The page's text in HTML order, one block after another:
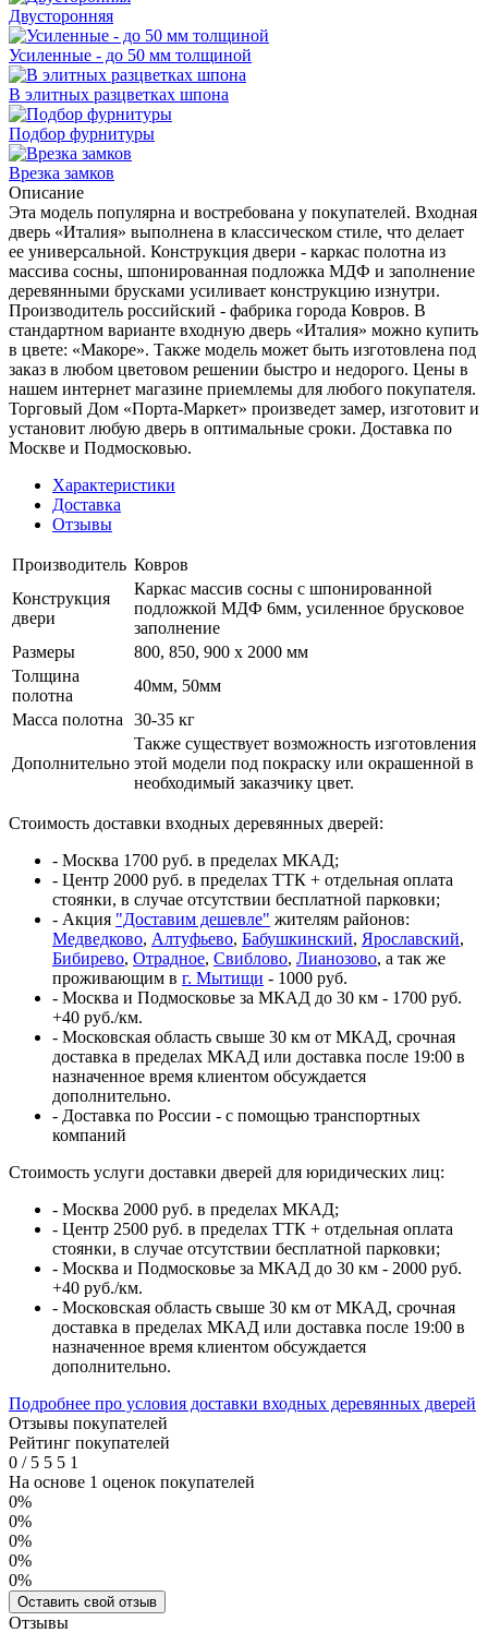
Двусторонняя
Усиленные - до 50 мм толщиной
В элитных разцветках шпона
Подбор фурнитуры
Врезка замков
Описание
Эта модель популярна и востребована у покупателей. Входная
дверь «Италия» выполнена в классическом стиле, что делает
ее универсальной. Конструкция двери - каркас полотна из
массива сосны, шпонированная подложка МДФ и заполнение
деревянными брусками усиливает конструкцию изнутри.
Производитель российский - фабрика города Ковров. В
стандартном варианте входную дверь «Италия» можно купить
в цвете: «Макоре». Также модель может быть изготовлена под
заказ в любом цветовом решении быстро и недорого. Цены в
нашем интернет магазине приемлемы для любого покупателя.
Торговый Дом «Порта-Маркет» произведет замер, изготовит и
установит любую дверь в оптимальные сроки. Доставка по
Москве и Подмосковью.
Характеристики
Доставка
Отзывы
Производитель Ковров
Конструкция
двери
Каркас массив сосны с шпонированной
подложкой МДФ 6мм, усиленное брусковое
заполнение
Размеры
800, 850, 900 x 2000 мм
Толщина
полотна
40мм, 50мм
Масса полотна
30-35 кг
Дополнительно
Также существует возможность изготовления
этой модели под покраску или окрашенной в
необходимый заказчику цвет.
Стоимость доставки входных деревянных дверей:
- Москва 1700 руб. в пределах МКАД;
- Центр 2000 руб. в пределах ТТК + отдельная оплата
стоянки, в случае отсутствии бесплатной парковки;
- Акция "Доставим дешевле" жителям районов:
Медведково, Алтуфьево, Бабушкинский, Ярославский,
Бибирево, Отрадное, Свиблово, Лианозово, а так же
проживающим в г. Мытищи - 1000 руб.
- Москва и Подмосковье за МКАД до 30 км - 1700 руб.
+40 руб./км.
- Московская область свыше 30 км от МКАД, срочная
доставка в пределах МКАД или доставка после 19:00 в
назначенное время клиентом обсуждается
дополнительно.
- Доставка по России - с помощью транспортных
компаний
Стоимость услуги доставки дверей для юридических лиц:
- Москва 2000 руб. в пределах МКАД;
- Центр 2500 руб. в пределах ТТК + отдельная оплата
стоянки, в случае отсутствии бесплатной парковки;
- Москва и Подмосковье за МКАД до 30 км - 2000 руб.
+40 руб./км.
- Московская область свыше 30 км от МКАД, срочная
доставка в пределах МКАД или доставка после 19:00 в
назначенное время клиентом обсуждается
дополнительно.
Подробнее про условия доставки входных деревянных дверей
Отзывы покупателей
Рейтинг покупателей
0 /5 5 5 1
На основе 1 оценок покупателей
0%
0%
0%
0%
0%
Оставить свой отзыв
Отзывы